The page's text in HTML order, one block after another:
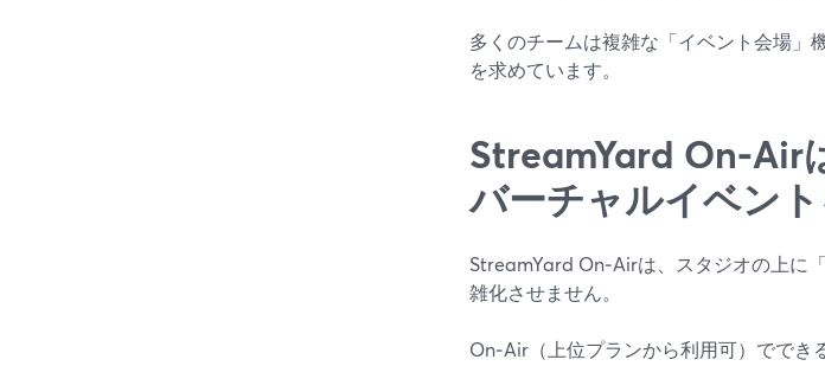
多くのチームは複雑な「イベント会場」
を求めています。
StreamYard On‑Air
バーチャルイベン
StreamYard On‑Airは、スタジオの上に
雑化させません。
On‑Air（上位プランから利用可）ででき